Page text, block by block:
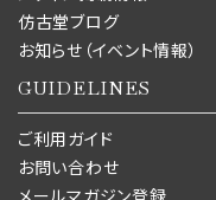
仿古堂ブログ
お知らせ（イベント情報）
GUIDELINES
ご利用ガイド
お問い合わせ